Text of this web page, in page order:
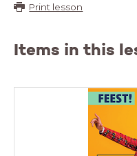
Print lesson
Items in this